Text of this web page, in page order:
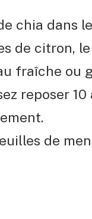
chia dans
de citron,
fraîche ou
reposer
de